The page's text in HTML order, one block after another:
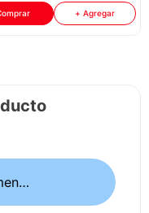
+ Agregar